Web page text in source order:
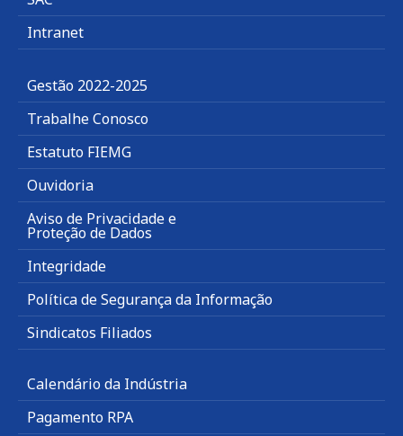
Intranet
Gestão 2022-2025
Trabalhe Conosco
Estatuto FIEMG
Ouvidoria
Aviso de Privacidade e
Proteção de Dados
Integridade
Política de Segurança da Informação
Sindicatos Filiados
Calendário da Indústria
Pagamento RPA